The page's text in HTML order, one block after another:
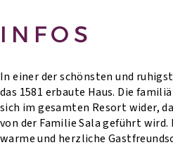
INFOS
In einer der schönsten und
das 1581 erbaute Haus. Die
sich im gesamten Resort wider,
von der Familie Sala geführt
warme und herzliche